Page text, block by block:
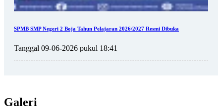
SPMB SMP Negeri 2 Boja Tahun Pelajaran 2026/2027 Resmi Dibuka
Tanggal 09-06-2026 pukul 18:41
Galeri